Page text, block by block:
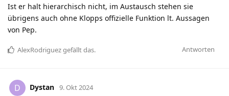
Ist er halt hierarchisch nicht, im Austausch stehen sie
übrigens auch ohne Klopps offizielle Funktion lt. Aussagen
von Pep.
Antworten
AlexRodriguezgefällt das.
D Dystan 9. Okt 2024